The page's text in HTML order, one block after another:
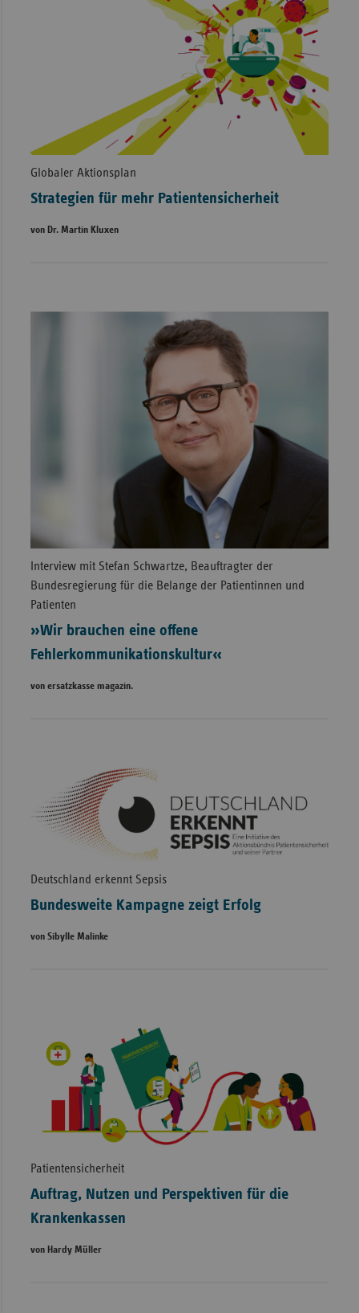
Globaler Aktionsplan
Strategien für mehr Patientensicherheit
von Dr. Martin Kluxen
Interview mit Stefan Schwartze, Beauftragter der
Bundesregierung für die Belange der Patientinnen und
Patienten
»Wir brauchen eine offene
Fehlerkommunikationskultur«
von ersatzkasse magazin.
Deutschland erkennt Sepsis
Bundesweite Kampagne zeigt Erfolg
von Sibylle Malinke
Patientensicherheit
Auftrag, Nutzen und Perspektiven für die
Krankenkassen
von Hardy Müller